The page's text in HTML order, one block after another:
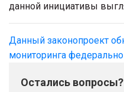
данной инициативы
Данный законопроект
мониторинга
Остались